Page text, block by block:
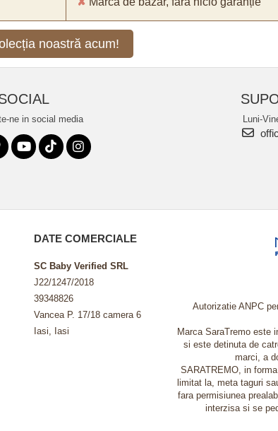
noastră acum!
ne in social media Luni-
DATE COMERCIALE
SC Baby Verified SRL
J22/1247/2018
39348826
Vancea P. 17/18 camera 6
Iasi, Iasi
Autorizatie ANPC
Marca SaraTremo este
si este detinuta de
marci, a
SARATREMO, in
limitat la, meta taguri
fara permisiunea
interzisa si se